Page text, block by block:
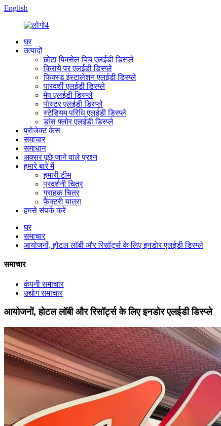
English
घर
उत्पादों
छोटा पिक्सेल पिच एलईडी डिस्प्ले
किराये पर एलईडी डिस्प्ले
फिक्स्ड इंस्टालेशन एलईडी डिस्प्ले
पारदर्शी एलईडी डिस्प्ले
मेष एलईडी डिस्प्ले
पोस्टर एलईडी डिस्प्ले
स्टेडियम परिधि एलईडी डिस्प्ले
डांस फ्लोर एलईडी डिस्प्ले
प्रोजेक्ट केस
समाचार
समाधान
अक्सर पूछे जाने वाले प्रश्न
हमारे बारे में
हमारी टीम
प्रदर्शनी चित्र
ग्राहक चित्र
फ़ैक्टरी यात्रा
हमसे संपर्क करें
घर
समाचार
आयोजनों, होटल लॉबी और रिसॉर्ट्स के लिए इनडोर एलईडी डिस्प्ले
समाचार
कंपनी समाचार
उद्योग समाचार
आयोजनों, होटल लॉबी और रिसॉर्ट्स के लिए इनडोर एलईडी डिस्प्ले